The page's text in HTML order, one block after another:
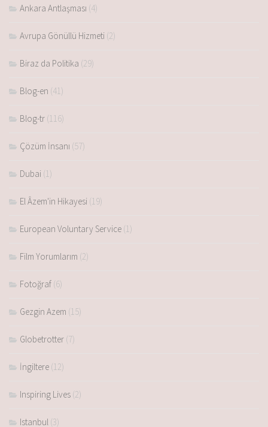
Ankara Antlaşması (4)
Avrupa Gönüllü Hizmeti (2)
Biraz da Politika (29)
Blog-en (41)
Blog-tr (116)
Çözüm İnsanı (57)
Dubai (1)
El Âzem'in Hikayesi (19)
European Voluntary Service (1)
Film Yorumlarım (2)
Fotoğraf (6)
Gezgin Azem (15)
Globetrotter (7)
İngiltere (12)
Inspiring Lives (2)
Istanbul (3)